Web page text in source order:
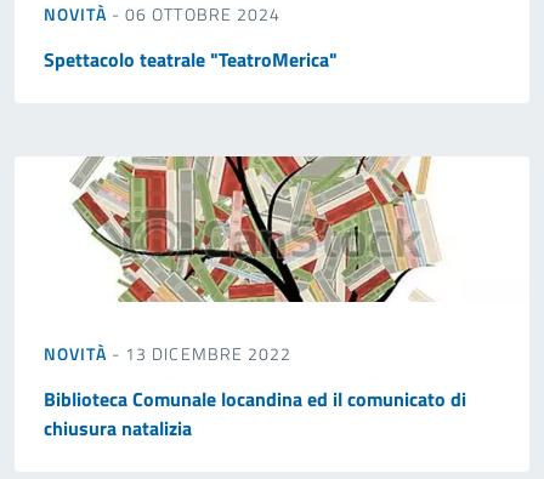
NOVITÀ - 06 OTTOBRE 2024
Spettacolo teatrale "TeatroMerica"
NOVITÀ - 13 DICEMBRE 2022
Biblioteca Comunale locandina ed il comunicato di
chiusura natalizia